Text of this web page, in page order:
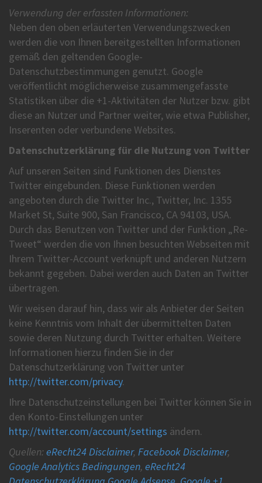
Verwendung der erfassten Informationen:
Neben den oben erläuterten Verwendungszwecken
werden die von Ihnen bereitgestellten Informationen
gemäß den geltenden Google-
Datenschutzbestimmungen genutzt. Google
veröffentlicht möglicherweise zusammengefasste
Statistiken über die +1-Aktivitäten der Nutzer bzw. gibt
diese an Nutzer und Partner weiter, wie etwa Publisher,
Inserenten oder verbundene Websites.
Datenschutzerklärung für die Nutzung von Twitter
Auf unseren Seiten sind Funktionen des Dienstes
Twitter eingebunden. Diese Funktionen werden
angeboten durch die Twitter Inc., Twitter, Inc. 1355
Market St, Suite 900, San Francisco, CA 94103, USA.
Durch das Benutzen von Twitter und der Funktion „Re-
Tweet“ werden die von Ihnen besuchten Webseiten mit
Ihrem Twitter-Account verknüpft und anderen Nutzern
bekannt gegeben. Dabei werden auch Daten an Twitter
übertragen.
Wir weisen darauf hin, dass wir als Anbieter der Seiten
keine Kenntnis vom Inhalt der übermittelten Daten
sowie deren Nutzung durch Twitter erhalten. Weitere
Informationen hierzu finden Sie in der
Datenschutzerklärung von Twitter unter
http://twitter.com/privacy.
Ihre Datenschutzeinstellungen bei Twitter können Sie in
den Konto-Einstellungen unter
http://twitter.com/account/settings ändern.
Quellen: eRecht24 Disclaimer, Facebook Disclaimer,
Google Analytics Bedingungen, eRecht24